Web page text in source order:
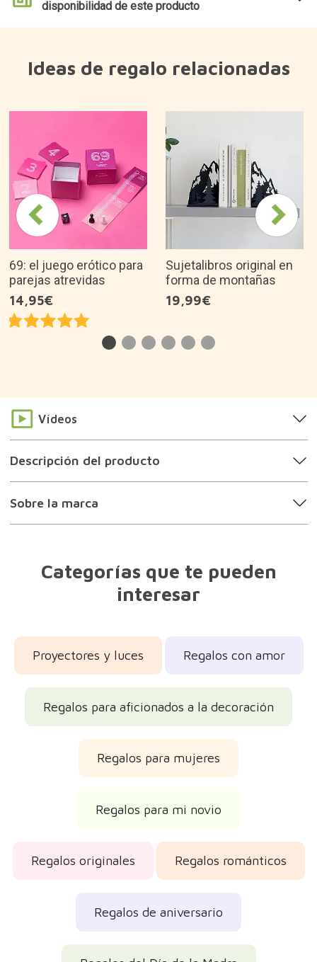
disponibilidad de este producto
Ideas de regalo relacionadas
69: el juego erótico para
parejas atrevidas
14,95€
Sujetalibros original en
forma de montañas
19,99€
Vídeos
Descripción del producto
Sobre la marca
Categorías que te pueden
interesar
Proyectores y luces Regalos con amor
Regalos para aficionados a la decoración
Regalos para mujeres
Regalos para mi novio
Regalos originales Regalos románticos
Regalos de aniversario